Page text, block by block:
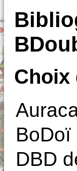
Choix
BoDoï
DBD